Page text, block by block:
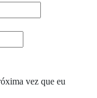
vez que eu